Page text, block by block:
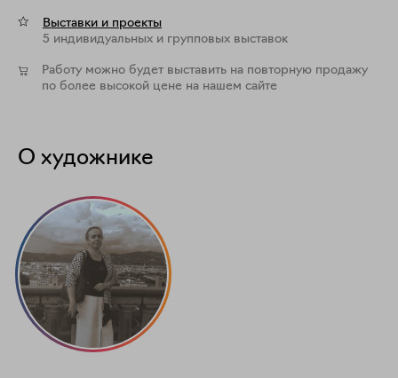
Выставки и проекты
5 индивидуальных и групповых выставок
Работу можно будет выставить на повторную продажу
по более высокой цене на нашем сайте
О художнике